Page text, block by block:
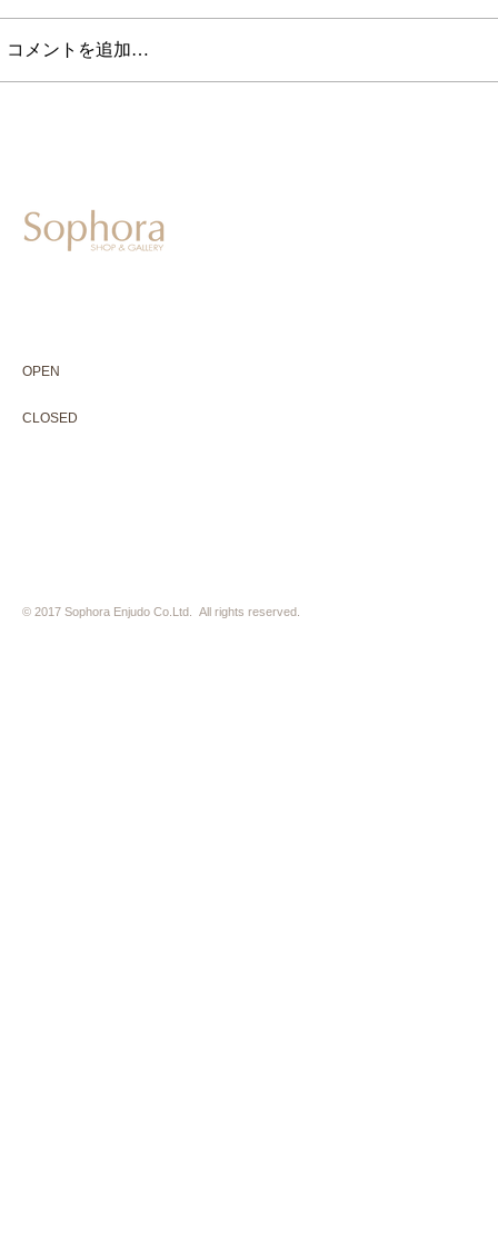
コメントを追加…
OPEN
CLOSED
© 2017 Sophora Enjudo Co.Ltd. All rights reserved.